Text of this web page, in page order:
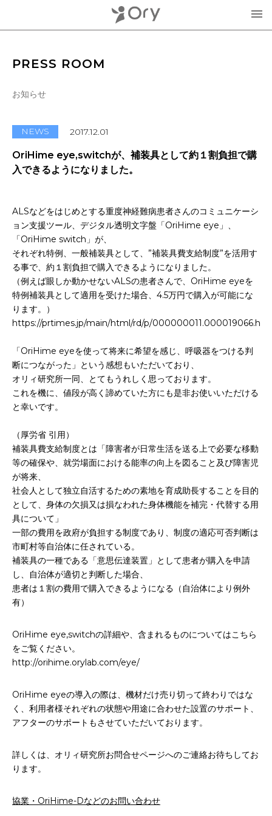
分身ロボットOriHime
意思伝達装置
OriHimeを活用したイベント企画
人材紹介FLEMEE
分身ロボットカフェ
オリィ研究所について
ミッション
メンバー紹介
会社概要
アクセス
ヒストリー
採用情報
お問合せ・お見積り
お申込み
PRESS ROOM
お知らせ
NEWS 2017.12.01
OriHime eye,switchが、補装具として約１割負担で購
入できるようになりました。
ALSなどをはじめとする重度神経難病患者さんのコミュニケーシ
ョン支援ツール、デジタル透明文字盤「OriHime eye」、
「OriHime switch」が、
それぞれ特例、一般補装具として、”補装具費支給制度”を活用す
る事で、約１割負担で購入できるようになりました。
（例えば眼しか動かせないALSの患者さんで、OriHime eyeを
特例補装具として適用を受けた場合、4.5万円で購入が可能にな
ります。）
https://prtimes.jp/main/html/rd/p/
「OriHime eyeを使って将来に希望を感じ、呼吸器をつける判
断につながった」という感想もいただいており、
オリィ研究所一同、とてもうれしく思っております。
これを機に、値段が高く諦めていた方にも是非お使いいただける
と幸いです。
（厚労省 引用）
補装具費支給制度とは「障害者が日常生活を送る上で必要な移動
等の確保や、就労場面における能率の向上を図ること及び障害児
が将来、
社会人として独立自活するための素地を育成助長することを目的
として、身体の欠損又は損なわれた身体機能を補完・代替する用
具について」
一部の費用を政府が負担する制度であり、制度の適応可否判断は
市町村等自治体に任されている。
補装具の一種である「意思伝達装置」として患者が購入を申請
し、自治体が適切と判断した場合、
患者は１割の費用で購入できるようになる（自治体により例外
有）
OriHime eye,switchの詳細や、含まれるものについてはこちら
をご覧ください。
http://orihime.orylab.com/eye/
OriHime eyeの導入の際は、機材だけ売り切って終わりではな
く、利用者様それぞれの状態や用途に合わせた設置のサポート、
アフターのサポートもさせていただいております。
詳しくは、オリィ研究所お問合せページへのご連絡お待ちしてお
ります。
協業・OriHime-Dなどのお問い合わせ